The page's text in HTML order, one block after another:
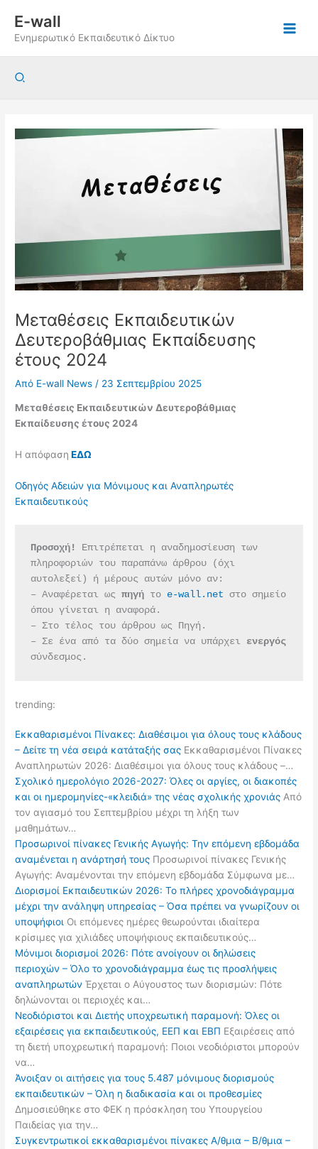
περιεχόμενο
E-wall
Ενημερωτικό Εκπαιδευτικό Δίκτυο
Αναζήτηση
Μεταθέσεις Εκπαιδευτικών
Δευτεροβάθμιας Εκπαίδευσης
έτους 2024
Από E-wall News / 23 Σεπτεμβρίου 2025
Μεταθέσεις Εκπαιδευτικών Δευτεροβάθμιας
Εκπαίδευσης έτους 2024
Η απόφαση ΕΔΩ
Οδηγός Αδειών για Μόνιμους και Αναπληρωτές
Εκπαιδευτικούς
Προσοχή!
Επιτρέπεται η αναδημοσίευση των
πληροφοριών του παραπάνω άρθρου (όχι
αυτολεξεί) ή μέρους αυτών μόνο αν:
– Αναφέρεται ως πηγή το e-wall.net στο σημείο
όπου γίνεται η αναφορά.
– Στο τέλος του άρθρου ως Πηγή.
– Σε ένα από τα δύο σημεία να υπάρχει
σύνδεσμος.
trending:
Εκκαθαρισμένοι Πίνακες: Διαθέσιμοι για όλους τους κλάδους
– Δείτε τη νέα σειρά κατάταξής σας Εκκαθαρισμένοι Πίνακες
Αναπληρωτών 2026: Διαθέσιμοι για όλους τους κλάδους –…
Σχολικό ημερολόγιο 2026-2027: Όλες οι αργίες, οι διακοπές
και οι ημερομηνίες-«κλειδιά» της νέας σχολικής χρονιάς Από
τον αγιασμό του Σεπτεμβρίου μέχρι τη λήξη των
μαθημάτων…
Προσωρινοί πίνακες Γενικής Αγωγής: Την επόμενη εβδομάδα
αναμένεται η ανάρτησή τους Προσωρινοί πίνακες Γενικής
Αγωγής: Αναμένονται την επόμενη εβδομάδα Σύμφωνα με…
Διορισμοί Εκπαιδευτικών 2026: Το πλήρες χρονοδιάγραμμα
μέχρι την ανάληψη υπηρεσίας – Όσα πρέπει να γνωρίζουν οι
υποψήφιοι Οι επόμενες ημέρες θεωρούνται ιδιαίτερα
κρίσιμες για χιλιάδες υποψήφιους εκπαιδευτικούς…
Μόνιμοι διορισμοί 2026: Πότε ανοίγουν οι δηλώσεις
περιοχών – Όλο το χρονοδιάγραμμα έως τις προσλήψεις
αναπληρωτών Έρχεται ο Αύγουστος των διορισμών: Πότε
δηλώνονται οι περιοχές και…
Νεοδιόριστοι και Διετής υποχρεωτική παραμονή: Όλες οι
εξαιρέσεις για εκπαιδευτικούς, ΕΕΠ και ΕΒΠ Εξαιρέσεις από
τη διετή υποχρεωτική παραμονή: Ποιοι νεοδιόριστοι μπορούν
να…
Άνοιξαν οι αιτήσεις για τους 5.487 μόνιμους διορισμούς
εκπαιδευτικών – Όλη η διαδικασία και οι προθεσμίες
Δημοσιεύθηκε στο ΦΕΚ η πρόσκληση του Υπουργείου
Παιδείας για την…
Συγκεντρωτικοί εκκαθαρισμένοι πίνακες Α/θμια – Β/θμια –